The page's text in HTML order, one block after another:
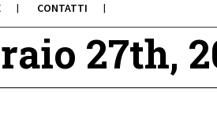
CONTATTI
27th,